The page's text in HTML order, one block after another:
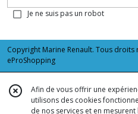
Je ne suis pas un robot
Copyright Marine Renault. Tous droits
eProShopping
Afin de vous offrir une
utilisons des cookies
de nos services et en